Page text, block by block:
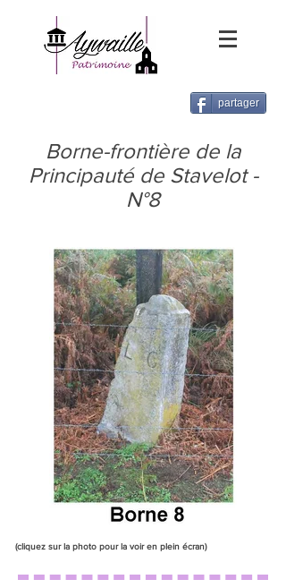
partager
Borne-frontière de la
Principauté de Stavelot -
N°8
(cliquez sur la photo pour la voir en plein écran)